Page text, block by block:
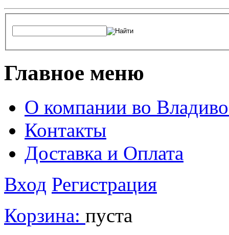
Главное меню
О компании во
Контакты
Доставка и Оплата
Вход Регистрация
Корзина: пуста